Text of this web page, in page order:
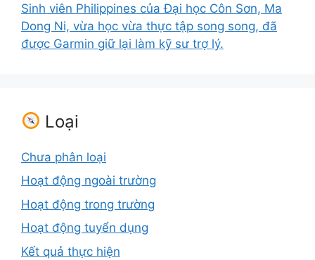
Sinh viên Philippines của Đại học Côn Sơn, Ma
Dong Ni, vừa học vừa thực tập song song, đã
được Garmin giữ lại làm kỹ sư trợ lý.
Loại
Chưa phân loại
Hoạt động ngoài trường
Hoạt động trong trường
Hoạt động tuyển dụng
Kết quả thực hiện